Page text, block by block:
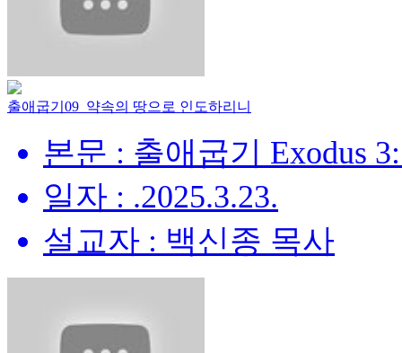
출애굽기09_약속의 땅으로 인도하리니
본문 : 출애굽기 Exodus
일자 : .2025.3.23.
설교자 : 백신종 목사